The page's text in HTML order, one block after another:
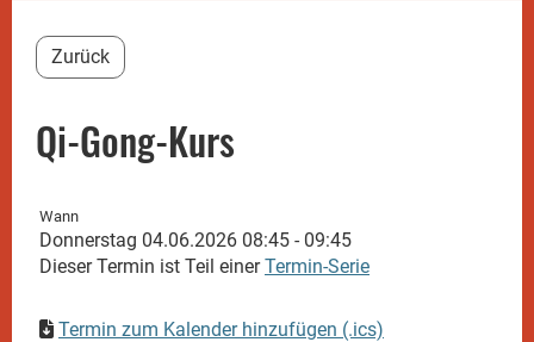
Zurück
Qi-Gong-Kurs
Wann
Donnerstag 04.06.2026 08:45 - 09:45
Dieser Termin ist Teil einerTermin-Serie
Termin zum Kalender hinzufügen (.ics)